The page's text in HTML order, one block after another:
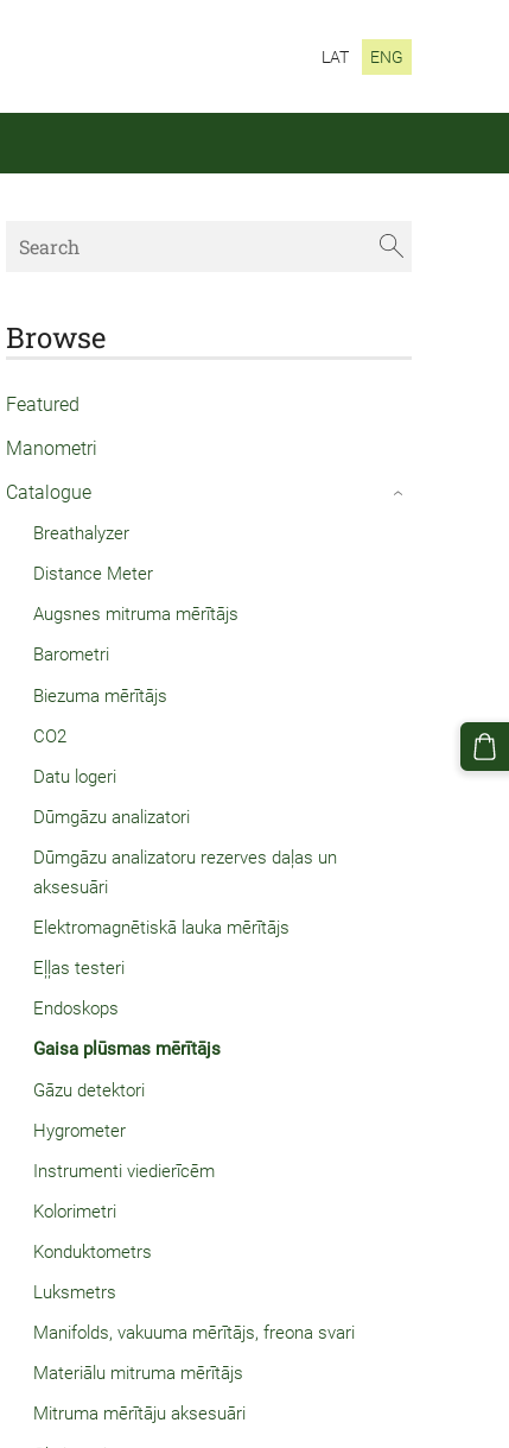
LAT ENG
Browse
Featured
Manometri
Catalogue
Breathalyzer
Distance Meter
Augsnes mitruma mērītājs
Barometri
Biezuma mērītājs
CO2
Datu logeri
Dūmgāzu analizatori
Dūmgāzu analizatoru rezerves daļas un
aksesuāri
Elektromagnētiskā lauka mērītājs
Eļļas testeri
Endoskops
Gaisa plūsmas mērītājs
Gāzu detektori
Hygrometer
Instrumenti viedierīcēm
Kolorimetri
Konduktometrs
Luksmetrs
Manifolds, vakuuma mērītājs, freona svari
Materiālu mitruma mērītājs
Mitruma mērītāju aksesuāri
›